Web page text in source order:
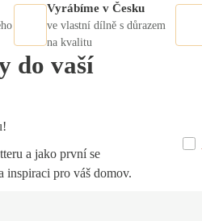
Vyrábíme v Česku
ve vlastní dílně s důrazem
na kvalitu
do vaší
a jako první se
inspiraci pro váš domov.